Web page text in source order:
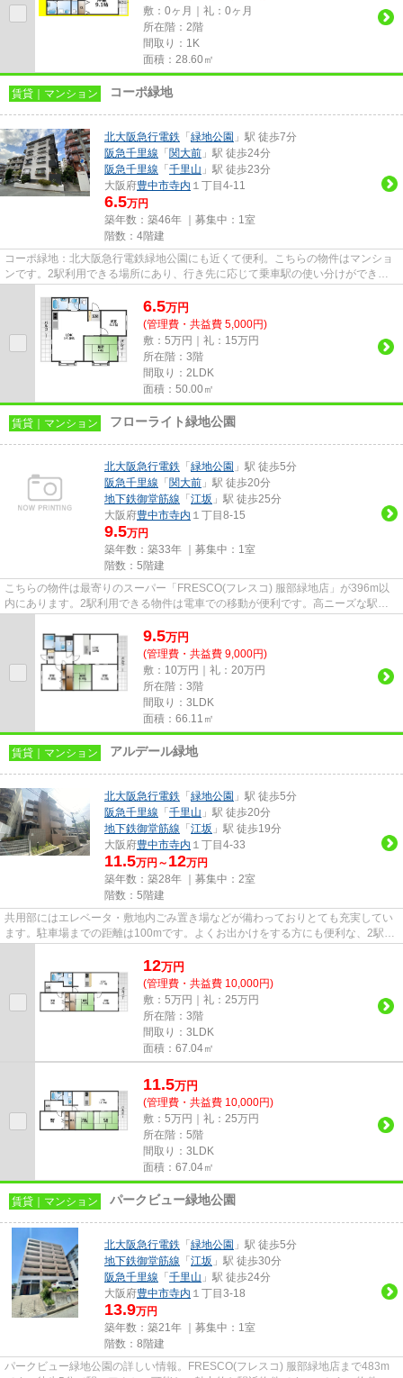
敷：0ヶ月｜礼：0ヶ月
所在階：2階
間取り：1K
面積：28.60㎡
賃貸｜マンション コーポ緑地
北大阪急行電鉄 「 緑地公園 」駅 徒歩7分
阪急千里線 「 関大前 」駅 徒歩24分
阪急千里線 「 千里山 」駅 徒歩23分
大阪府豊中市寺内 １丁目4-11
6.5万円
築年数：築46年 ｜募集中： 1室
階数：4階建
コーポ緑地：北大阪急行電鉄緑地公園にも近くて便利。こちらの物件はマンショ
ンです。2駅利用できる場所にあり、行き先に応じて乗車駅の使い分けができま
6.5万円
(管理費・共益費 5,000円)
敷：5万円｜礼：15万円
所在階：3階
間取り：2LDK
面積：50.00㎡
賃貸｜マンション フローライト緑地公園
北大阪急行電鉄 「 緑地公園 」駅 徒歩5分
阪急千里線 「 関大前 」駅 徒歩20分
地下鉄御堂筋線 「 江坂 」駅 徒歩25分
大阪府豊中市寺内 １丁目8-15
9.5万円
築年数：築33年 ｜募集中： 1室
階数：5階建
こちらの物件は最寄りのスーパー「FRESCO(フレスコ) 服部緑地店」が396m以
内にあります。2駅利用できる物件は電車での移動が便利です。高ニーズな駅近
9.5万円
(管理費・共益費 9,000円)
敷：10万円｜礼：20万円
所在階：3階
間取り：3LDK
面積：66.11㎡
賃貸｜マンション アルデール緑地
北大阪急行電鉄 「 緑地公園 」駅 徒歩5分
阪急千里線 「 千里山 」駅 徒歩20分
地下鉄御堂筋線 「 江坂 」駅 徒歩19分
大阪府豊中市寺内 １丁目4-33
11.5万円～ 12万円
築年数：築28年 ｜募集中： 2室
階数：5階建
共用部にはエレベータ・敷地内ごみ置き場などが備わっておりとても充実してい
ます。駐車場までの距離は100mです。よくお出かけをする方にも便利な、2駅利
12万円
(管理費・共益費 10,000円)
敷：5万円｜礼：25万円
所在階：3階
間取り：3LDK
面積：67.04㎡
11.5万円
(管理費・共益費 10,000円)
敷：5万円｜礼：25万円
所在階：5階
間取り：3LDK
面積：67.04㎡
賃貸｜マンション パークビュー緑地公園
北大阪急行電鉄 「 緑地公園 」駅 徒歩5分
地下鉄御堂筋線 「 江坂 」駅 徒歩30分
阪急千里線 「 千里山 」駅 徒歩24分
大阪府豊中市寺内 １丁目3-18
13.9万円
築年数：築21年 ｜募集中： 1室
階数：8階建
パークビュー緑地公園の詳しい情報。FRESCO(フレスコ) 服部緑地店まで483m